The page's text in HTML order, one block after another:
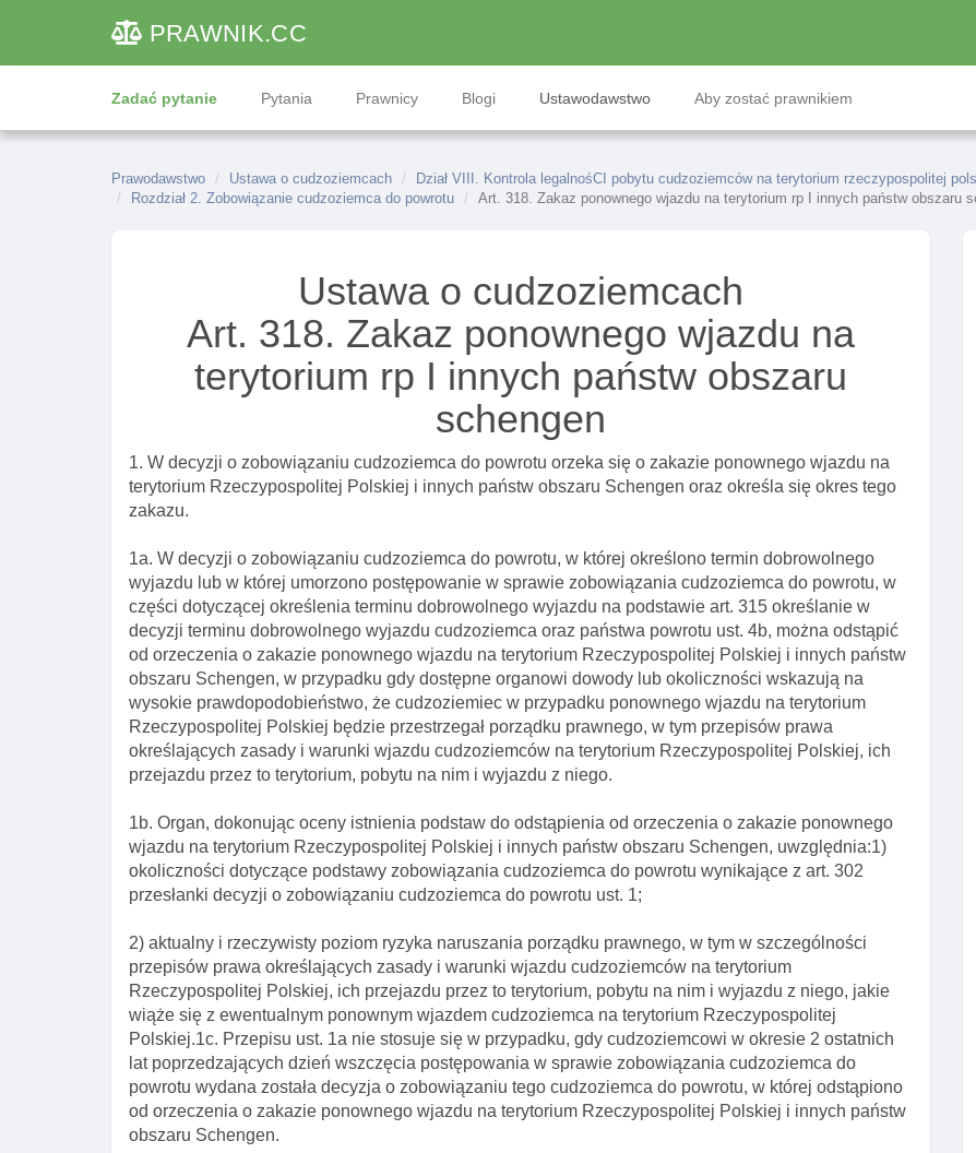
PRAWNIK.CC
Zadać pytanie Pytania Prawnicy Blogi Ustawodawstwo Aby zostać prawnikiem
Prawodawstwo Ustawa o cudzoziemcach
Dział VIII. Kontrola legalnośCI pobytu cudzoziemców na terytorium rzeczypospolitej
Rozdział 2. Zobowiązanie cudzoziemca do powrotu
Art. 318. Zakaz ponownego wjazdu na terytorium rp I innych państw obszaru
Ustawa o cudzoziemcach
Art. 318. Zakaz ponownego wjazdu na
terytorium rp I innych państw obszaru
schengen
1. W decyzji o zobowiązaniu cudzoziemca do powrotu orzeka się o zakazie ponownego wjazdu na
terytorium Rzeczypospolitej Polskiej i innych państw obszaru Schengen oraz określa się okres tego
zakazu.
1a. W decyzji o zobowiązaniu cudzoziemca do powrotu, w której określono termin dobrowolnego
wyjazdu lub w której umorzono postępowanie w sprawie zobowiązania cudzoziemca do powrotu, w
części dotyczącej określenia terminu dobrowolnego wyjazdu na podstawie art. 315 określanie w
decyzji terminu dobrowolnego wyjazdu cudzoziemca oraz państwa powrotu ust. 4b, można odstąpić
od orzeczenia o zakazie ponownego wjazdu na terytorium Rzeczypospolitej Polskiej i innych państw
obszaru Schengen, w przypadku gdy dostępne organowi dowody lub okoliczności wskazują na
wysokie prawdopodobieństwo, że cudzoziemiec w przypadku ponownego wjazdu na terytorium
Rzeczypospolitej Polskiej będzie przestrzegał porządku prawnego, w tym przepisów prawa
określających zasady i warunki wjazdu cudzoziemców na terytorium Rzeczypospolitej Polskiej, ich
przejazdu przez to terytorium, pobytu na nim i wyjazdu z niego.
1b. Organ, dokonując oceny istnienia podstaw do odstąpienia od orzeczenia o zakazie ponownego
wjazdu na terytorium Rzeczypospolitej Polskiej i innych państw obszaru Schengen, uwzględnia:1)
okoliczności dotyczące podstawy zobowiązania cudzoziemca do powrotu wynikające z art. 302
przesłanki decyzji o zobowiązaniu cudzoziemca do powrotu ust. 1;
2) aktualny i rzeczywisty poziom ryzyka naruszania porządku prawnego, w tym w szczególności
przepisów prawa określających zasady i warunki wjazdu cudzoziemców na terytorium
Rzeczypospolitej Polskiej, ich przejazdu przez to terytorium, pobytu na nim i wyjazdu z niego, jakie
wiąże się z ewentualnym ponownym wjazdem cudzoziemca na terytorium Rzeczypospolitej
Polskiej.1c. Przepisu ust. 1a nie stosuje się w przypadku, gdy cudzoziemcowi w okresie 2 ostatnich
lat poprzedzających dzień wszczęcia postępowania w sprawie zobowiązania cudzoziemca do
powrotu wydana została decyzja o zobowiązaniu tego cudzoziemca do powrotu, w której odstąpiono
od orzeczenia o zakazie ponownego wjazdu na terytorium Rzeczypospolitej Polskiej i innych państw
obszaru Schengen.